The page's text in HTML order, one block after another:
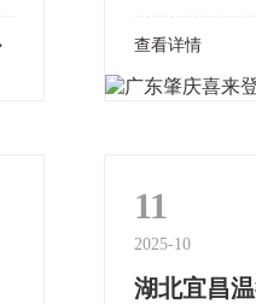
一体，浑然
间客房都拥
查看详情
11
2025-10
湖北宜昌